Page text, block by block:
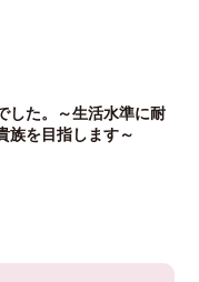
した。～生活水準に耐
族を目指します～